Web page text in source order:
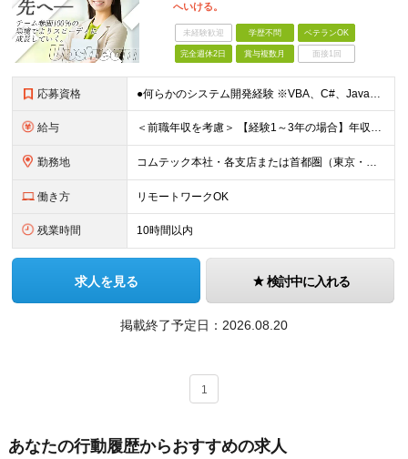
へいける。
未経験歓迎 学歴不問 ベテランOK
完全週休2日 賞与複数月 面接1回
応募資格 ●何らかのシステム開発経験 ※VBA、C#、Java、.NETなどオブジェクト指向言語の経験者は歓迎します！ ●学歴不問 ＼こんな方にぴったり／ ◆「ただの作業者」から抜け出したい方 ◆エンドユーザ
給与 ＜前職年収を考慮＞ 【経験1～3年の場合】年収410万円～464万円 月給29万6000円～月給33万5500円+賞与年2回（6・12月） ※みなし残業代（10時間分／2万2000円～2万3500円）
勤務地 コムテック本社・各支店または首都圏（東京・神奈川・埼玉・千葉）のクライアント様のワークスペースにて勤務いただきます。 ※転居を伴う異動はありません ＜各拠点について＞ ■東京本社／東京都港区芝浦1-
働き方 リモートワークOK
残業時間 10時間以内
求人を見る 検討中に入れる
掲載終了予定日： 2026.08.20
1
あなたの行動履歴からおすすめの求人